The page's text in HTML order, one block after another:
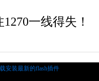
一线得失！
安装最新的flash插件